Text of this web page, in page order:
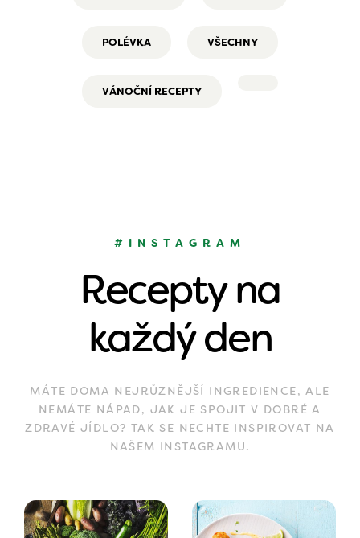
POLÉVKA VŠECHNY
VÁNOČNÍ RECEPTY
#INSTAGRAM
Recepty na
každý den
MÁTE DOMA NEJRŮZNĚJŠÍ INGREDIENCE, ALE
NEMÁTE NÁPAD, JAK JE SPOJIT V DOBRÉ A
ZDRAVÉ JÍDLO? TAK SE NECHTE INSPIROVAT NA
NAŠEM INSTAGRAMU.